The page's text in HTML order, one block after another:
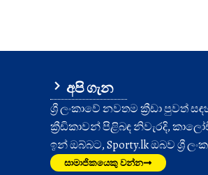
අපි ගැන
ශ්‍රී ලංකාවේ නවතම ක්‍රීඩා පුවත්
ක්‍රීඩිකාවන් පිළිබඳ නිවැරදි,
ඉන් ඔබ්බට, Sporty.lk ඔබව ශ්‍රී
සාමාජිකයෙකු වන්න